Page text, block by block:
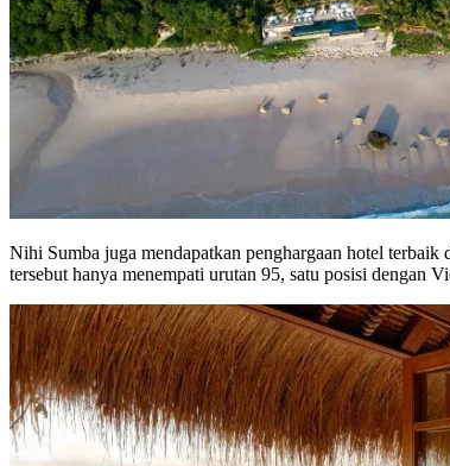
Nihi Sumba juga mendapatkan penghargaan hotel
tersebut hanya menempati urutan 95, satu posisi dengan